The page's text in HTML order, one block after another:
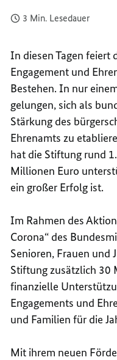
3 Min. Lesedauer
In diesen Tagen feiert
Engagement und
Bestehen. In nur
gelungen, sich als
Stärkung des
Ehrenamts zu
hat die Stiftung rund
Millionen Euro
ein großer Erfolg ist.
Im Rahmen des
Corona“ des
Senioren, Frauen und
Stiftung zusätzlich 30
finanzielle
Engagements und
und Familien für die
Mit ihrem neuen